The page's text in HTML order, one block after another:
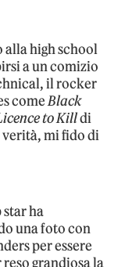
alla high school
a un comizio
il rocker
comeBlack
to Killdi
verità, mi fido di
star ha
una foto con
per essere
grandiosa la